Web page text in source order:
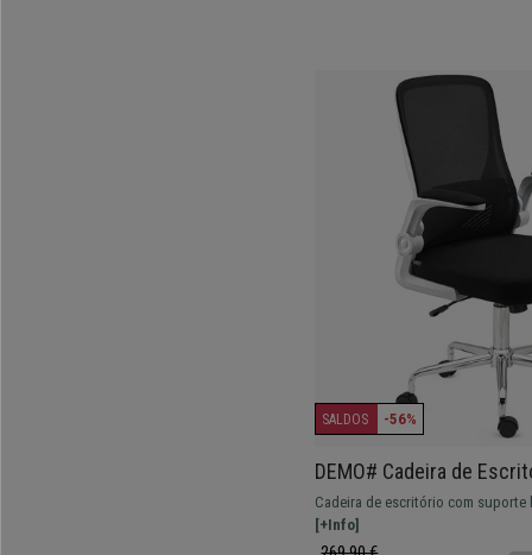
SALDOS -56%
DEMO# Cadeira de
Rebatíveis, Mecanismo de
Branco e Preto
Cadeira de escritório com suporte
rebatíveis. Ótima relação
[+Info]